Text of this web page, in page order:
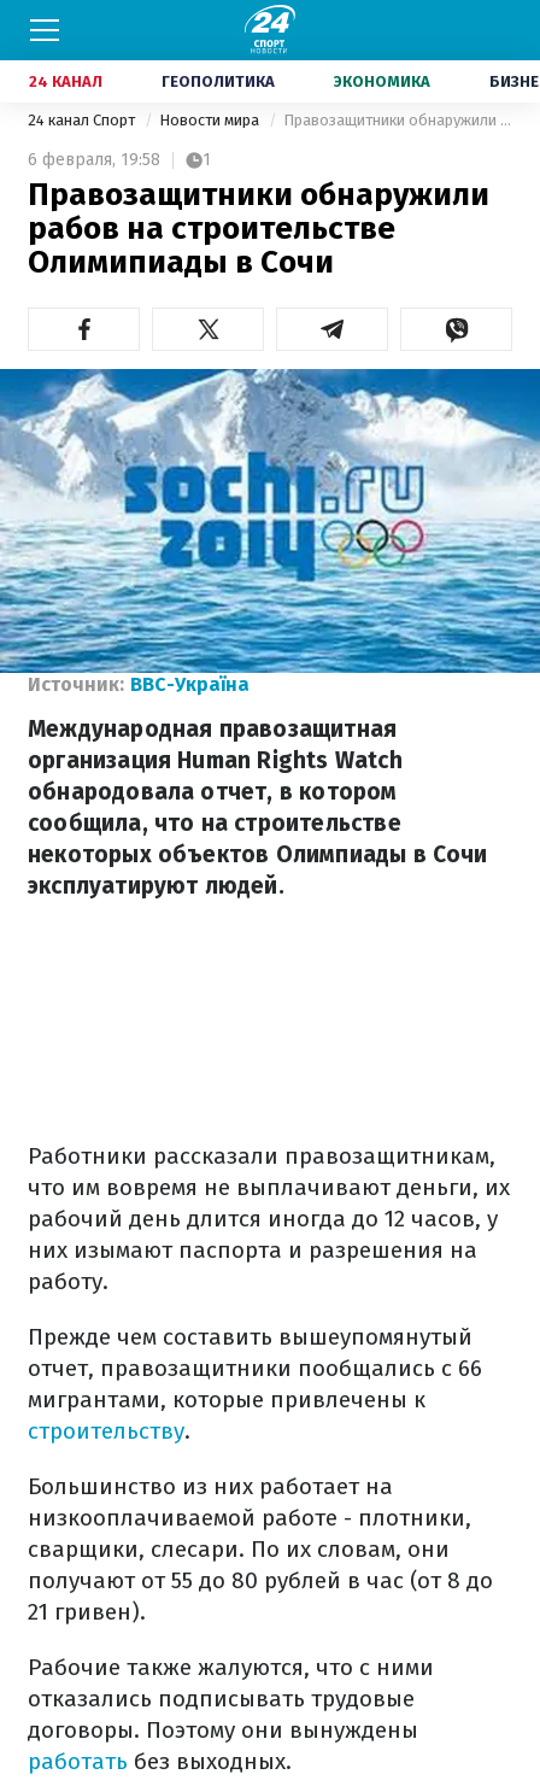
24 КАНАЛ ГЕОПОЛИТИКА ЭКОНОМИКА
24 канал Спорт Новости мира Правозащитники обнаружили рабов на строительстве Олимипиады в Сочи
6 февраля, 19:58 1
Правозащитники обнаружили
рабов на строительстве
Олимипиады в Сочи
Источник: ВВС-Україна
Международная правозащитная
организация Human Rights Watch
обнародовала отчет, в котором
сообщила, что на строительстве
некоторых объектов Олимпиады в Сочи
эксплуатируют людей.
Работники рассказали правозащитникам,
что им вовремя не выплачивают деньги, их
рабочий день длится иногда до 12 часов, у
них изымают паспорта и разрешения на
работу.
Прежде чем составить вышеупомянутый
отчет, правозащитники пообщались с 66
мигрантами, которые привлечены к
строительству.
Большинство из них работает на
низкооплачиваемой работе - плотники,
сварщики, слесари. По их словам, они
получают от 55 до 80 рублей в час (от 8 до
21 гривен).
Рабочие также жалуются, что с ними
отказались подписывать трудовые
договоры. Поэтому они вынуждены
работать без выходных.